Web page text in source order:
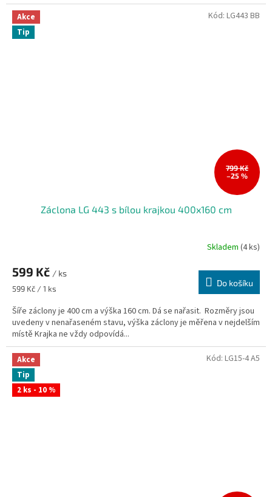
Akce
Tip
799 Kč
–25 %
Záclona LG 443 s bílou krajkou 400x160 cm
Skladem (4 ks)
599 Kč / ks
Měrná
599 Kč / 1 ks
Do košíku
Šíře záclony je 400 cm a výška 160 cm. Dá se nařasit. Rozměry jsou
uvedeny v nenařaseném stavu, výška záclony je měřena v nejdelším
místě Krajka ne vždy odpovídá...
Kód: LG443 BB
Akce
Tip
2 ks - 10 %
Kód: LG15-4 A5